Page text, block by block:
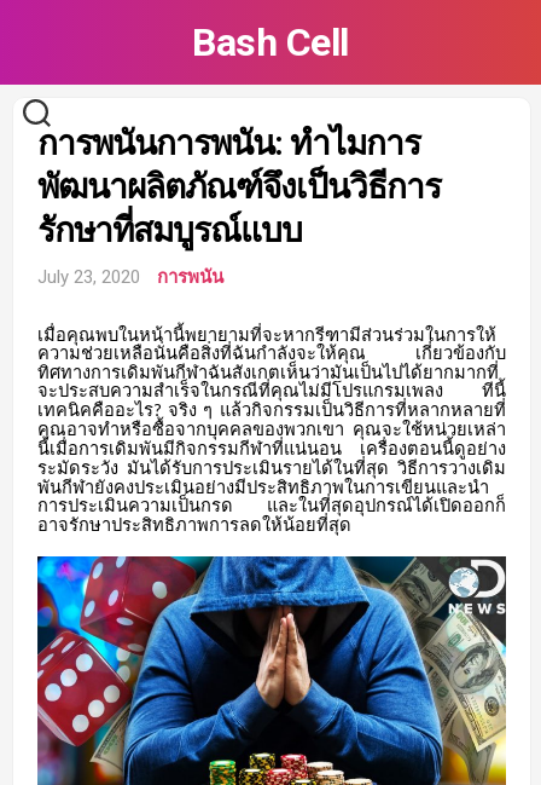
Bash Cell
การพนันการพนัน: ทำไมการ
พัฒนาผลิตภัณฑ์จึงเป็นวิธีการ
รักษาที่สมบูรณ์แบบ
July 23, 2020 การพนัน
เมื่อคุณพบในหน้านี้พยายามที่จะหากรีฑามีส่วนร่วมในการให้
ความช่วยเหลือนั่นคือสิ่งที่ฉันกำลังจะให้คุณ
เกี่ยวข้องกับ
ทิศทางการเดิมพันกีฬาฉันสังเกตเห็นว่ามันเป็นไปได้ยากมากที่
จะประสบความสำเร็จในกรณีที่คุณไม่มีโปรแกรมเพลง
ทีนี้
เทคนิคคืออะไร? จริง ๆ แล้วกิจกรรมเป็นวิธีการที่หลากหลายที่
คุณอาจทำหรือซื้อจากบุคคลของพวกเขา คุณจะใช้หน่วยเหล่า
นี้เมื่อการเดิมพันมีกิจกรรมกีฬาที่แน่นอน
เครื่องตอนนี้ดูอย่าง
ระมัดระวัง มันได้รับการประเมินรายได้ในที่สุด วิธีการวางเดิม
พันกีฬายังคงประเมินอย่างมีประสิทธิภาพในการเขียนและนำ
การประเมินความเป็นกรด
และในที่สุดอุปกรณ์ได้เปิดออกก็
อาจรักษาประสิทธิภาพการลดให้น้อยที่สุด